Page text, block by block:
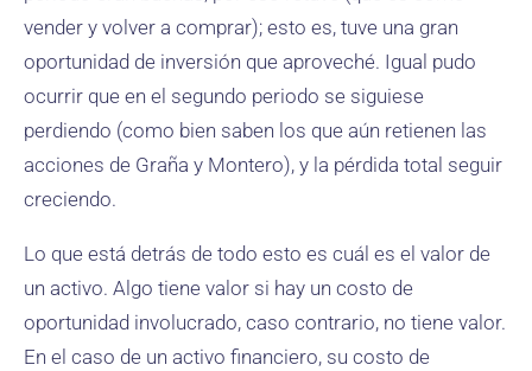
vender y volver a comprar); esto es, tuve una gran
oportunidad de inversión que aproveché. Igual pudo
ocurrir que en el segundo periodo se siguiese
perdiendo (como bien saben los que aún retienen las
acciones de Graña y Montero), y la pérdida total seguir
creciendo.
Lo que está detrás de todo esto es cuál es el valor de
un activo. Algo tiene valor si hay un costo de
oportunidad involucrado, caso contrario, no tiene valor.
En el caso de un activo financiero, su costo de